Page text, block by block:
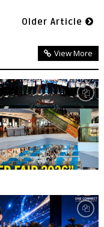
Older Article
View More